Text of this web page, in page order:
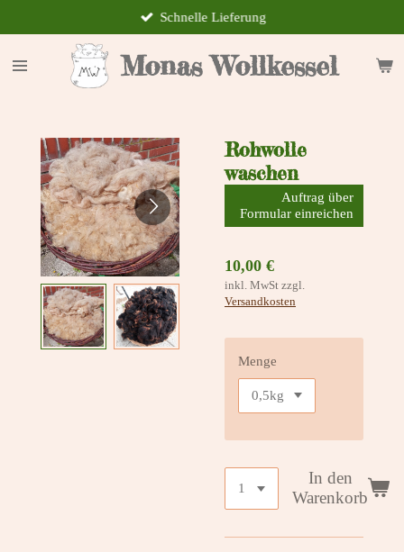
Hauptinhalt
springen
Monas Wollkessel
Schnelle Lieferung
Rohwolle
waschen
Auftrag über
Formular einreichen
10,00 €
inkl. MwSt zzgl.
Versandkosten
Menge
In den
Warenkorb